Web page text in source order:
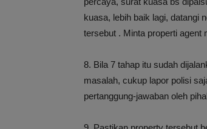
kuasa, lebih baik lagi, datangi
tersebut . Minta properti agent
8. Bila 7 tahap itu sudah
masalah, cukup lapor polisi
pertanggung-jawaban oleh